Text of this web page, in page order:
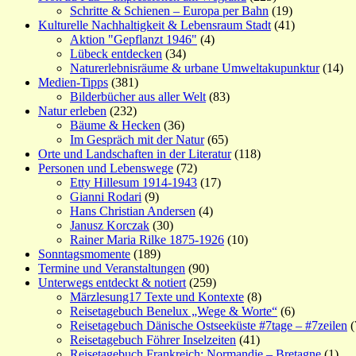
Schritte & Schienen – Europa per Bahn (19)
Kulturelle Nachhaltigkeit & Lebensraum Stadt (41)
Aktion "Gepflanzt 1946" (4)
Lübeck entdecken (34)
Naturerlebnisräume & urbane Umweltakupunktur(14)
Medien-Tipps (381)
Bilderbücher aus aller Welt (83)
Natur erleben (232)
Bäume & Hecken (36)
Im Gespräch mit der Natur(65)
Orte und Landschaften in der Literatur(118)
Personen und Lebenswege (72)
Etty Hillesum 1914-1943 (17)
Gianni Rodari (9)
Hans Christian Andersen (4)
Janusz Korczak (30)
Rainer Maria Rilke 1875-1926 (10)
Sonntagsmomente (189)
Termine und Veranstaltungen (90)
Unterwegs entdeckt & notiert (259)
Märzlesung17 Texte und Kontexte (8)
Reisetagebuch Benelux „Wege & Worte“ (6)
Reisetagebuch Dänische Ostseeküste #7tage – #7zeilen
Reisetagebuch Föhrer Inselzeiten (41)